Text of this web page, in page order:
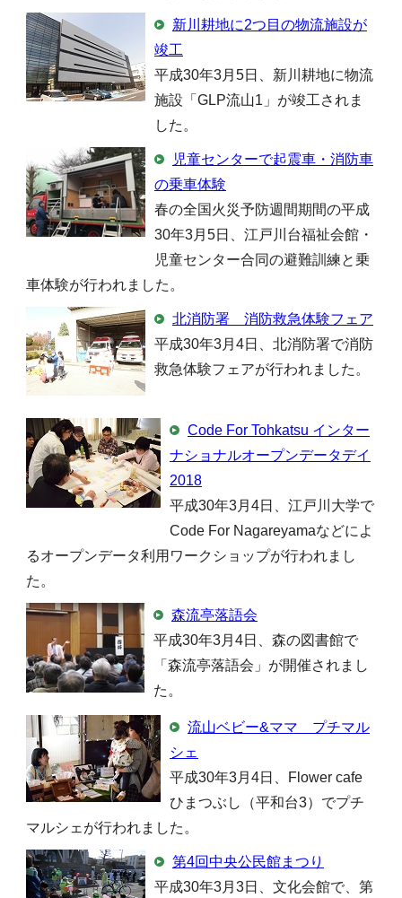
新川耕地に2つ目の物流施設が
竣工
平成30年3月5日、新川耕地に物流
施設「GLP流山1」が竣工されま
した。
児童センターで起震車・消防車
の乗車体験
春の全国火災予防週間期間の平成
30年3月5日、江戸川台福祉会館・
児童センター合同の避難訓練と乗
車体験が行われました。
北消防署 消防救急体験フェア
平成30年3月4日、北消防署で消防
救急体験フェアが行われました。
Code For Tohkatsu インター
ナショナルオープンデータデイ
2018
平成30年3月4日、江戸川大学で
Code For Nagareyamaなどによ
るオープンデータ利用ワークショップが行われまし
た。
森流亭落語会
平成30年3月4日、森の図書館で
「森流亭落語会」が開催されまし
た。
流山ベビー&ママ プチマル
シェ
平成30年3月4日、Flower cafe
ひまつぶし（平和台3）でプチ
マルシェが行われました。
第4回中央公民館まつり
平成30年3月3日、文化会館で、第